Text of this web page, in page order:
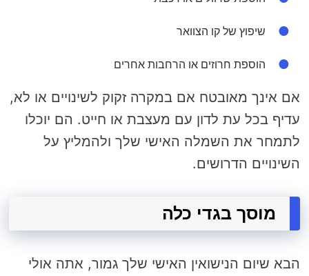
שיפוץ של קו הצוואר
הוספת חרוזים או הרחבות אחרים
אם אינך מאובטח אם במקרה זקוק לשינויים או לא,
עדיף בכל עת לדון עם מעצבת או חייט. הם יוכלו
לתמחר את השמלה האישי שלך ולהמליץ ​​על
השינויים הדרושים.
מוסך בגדי כלה
הבא שיום הנישואין האישי שלך גמור, אתה אולי